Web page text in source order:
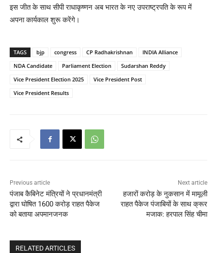
इस जीत के साथ सीपी राधाकृष्णन अब भारत के नए उपराष्ट्रपति के रूप में
अपना कार्यकाल शुरू करेंगे।
TAGS bjp congress CP Radhakrishnan
INDIA Alliance
NDA Candidate
Parliament Election
Sudarshan Reddy
Vice President Election 2025
Vice President Post
Vice President Results
Previous article
पंजाब कैबिनेट मंत्रियों ने प्रधानमंत्री
द्वारा घोषित 1600 करोड़ राहत पैकेज
को बताया अपमानजनक
Next article
हजारों करोड़ के नुकसान में मामूली
राहत पैकेज पंजाबियों के साथ क्रूर
मजाक: हरपाल सिंह चीमा
RELATED ARTICLES